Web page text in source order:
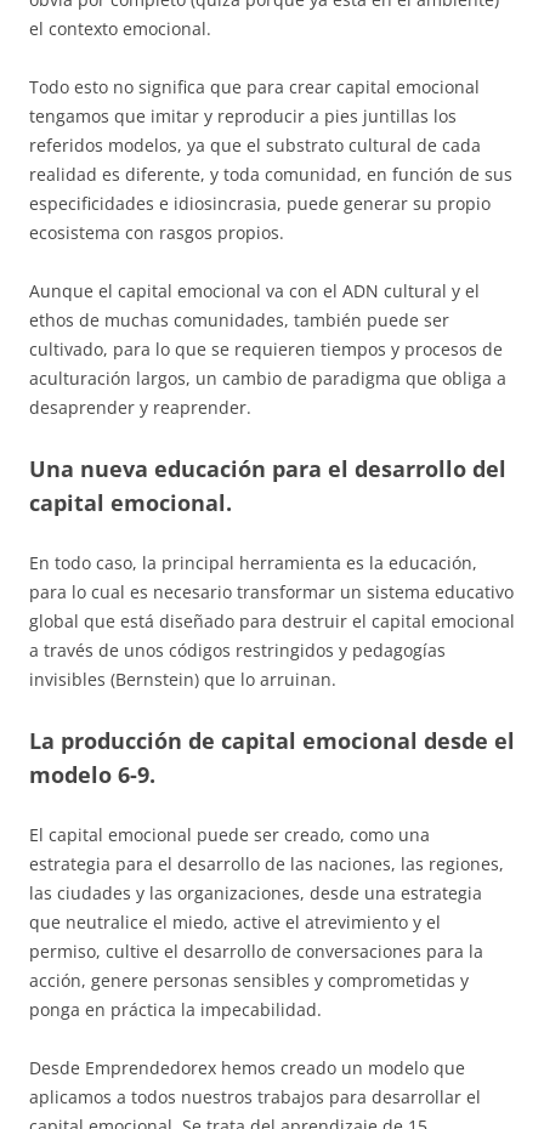
el contexto emocional.
Todo esto no significa que para crear capital emocional
tengamos que imitar y reproducir a pies juntillas los
referidos modelos, ya que el substrato cultural de cada
realidad es diferente, y toda comunidad, en función de sus
especificidades e idiosincrasia, puede generar su propio
ecosistema con rasgos propios.
Aunque el capital emocional va con el ADN cultural y el
ethos de muchas comunidades, también puede ser
cultivado, para lo que se requieren tiempos y procesos de
aculturación largos, un cambio de paradigma que obliga a
desaprender y reaprender.
Una nueva educación para el desarrollo del
capital emocional.
En todo caso, la principal herramienta es la educación,
para lo cual es necesario transformar un sistema educativo
global que está diseñado para destruir el capital emocional
a través de unos códigos restringidos y pedagogías
invisibles (Bernstein) que lo arruinan.
La producción de capital emocional desde el
modelo 6-9.
El capital emocional puede ser creado, como una
estrategia para el desarrollo de las naciones, las regiones,
las ciudades y las organizaciones, desde una estrategia
que neutralice el miedo, active el atrevimiento y el
permiso, cultive el desarrollo de conversaciones para la
acción, genere personas sensibles y comprometidas y
ponga en práctica la impecabilidad.
Desde Emprendedorex hemos creado un modelo que
aplicamos a todos nuestros trabajos para desarrollar el